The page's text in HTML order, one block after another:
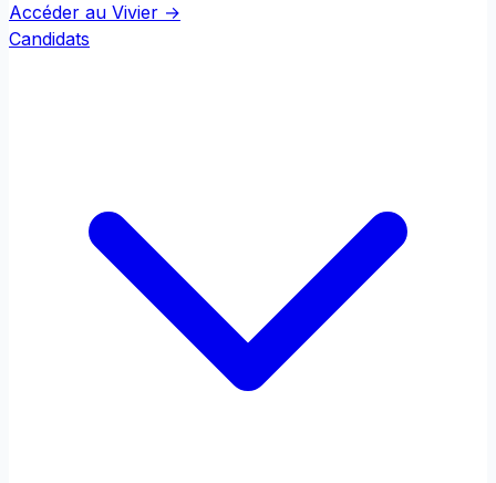
Accéder au Vivier →
Candidats